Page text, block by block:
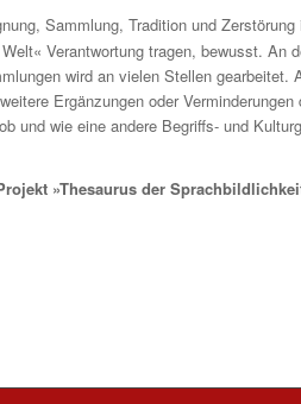
Samm­lung, Tradition und
Verantwortung tragen, bewusst. An
wird an vielen Stellen gearbeitet.
Ergänzungen oder
und wie eine andere Begriffs­- und
»Thesaurus der